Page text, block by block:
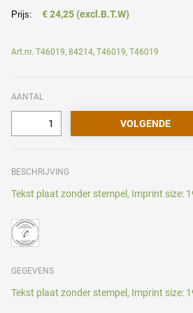
Prijs: € 24,25 (excl.B.T.W)
Art.nr. T46019, 84214, T46019, T46019
AANTAL
BESCHRIJVING
Tekst plaat zonder stempel, Imprint size:
GEGEVENS
Tekst plaat zonder stempel, Imprint size: